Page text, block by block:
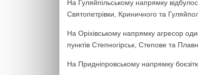
На Гуляйпільському напрямку
Святопетрівки, Криничного та
На Оріхівському напрямку агресор
пунктів Степногірськ, Степове та
На Придніпровському напрямку